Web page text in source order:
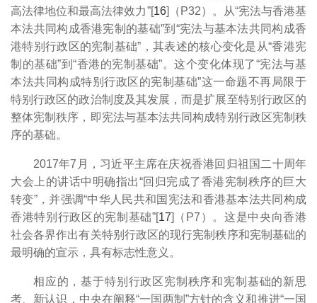
高法律地位和最高法律效力”[16]（P32）。从“宪法与香港基
本法共同构成香港宪制的基础”到“宪法与基本法共同构成香
港特别行政区的宪制基础”，其表述的核心变化是从“香港宪
制的基础”到“香港的宪制基础”。这个变化体现了“宪法与基
本法共同构成特别行政区的宪制基础”这一命题不再局限于
特别行政区的政治制度及其发展，而是扩展至特别行政区的
整体宪制秩序，即宪法与基本法共同构成特别行政区宪制秩
序的基础。
2017年7月，习近平主席在庆祝香港回归祖国二十周年
大会上的讲话中明确指出“回归完成了香港宪制秩序的巨大
转变”，并强调“中华人民共和国宪法和香港基本法共同构成
香港特别行政区的宪制基础”[17]（P7）。这是中央向香港
社会各界作出有关特别行政区的现行宪制秩序和宪制基础的
最明确的宣示，具有标志性意义。
相应的，基于特别行政区宪制秩序和宪制基础的新思
考、新认识，中央在阐释“一国两制”方针的含义和推进“一国